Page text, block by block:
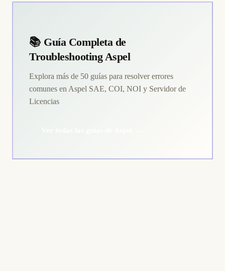
📚 Guía Completa de
Troubleshooting Aspel
Explora más de 50 guías para resolver errores
comunes en Aspel SAE, COI, NOI y Servidor de
Licencias